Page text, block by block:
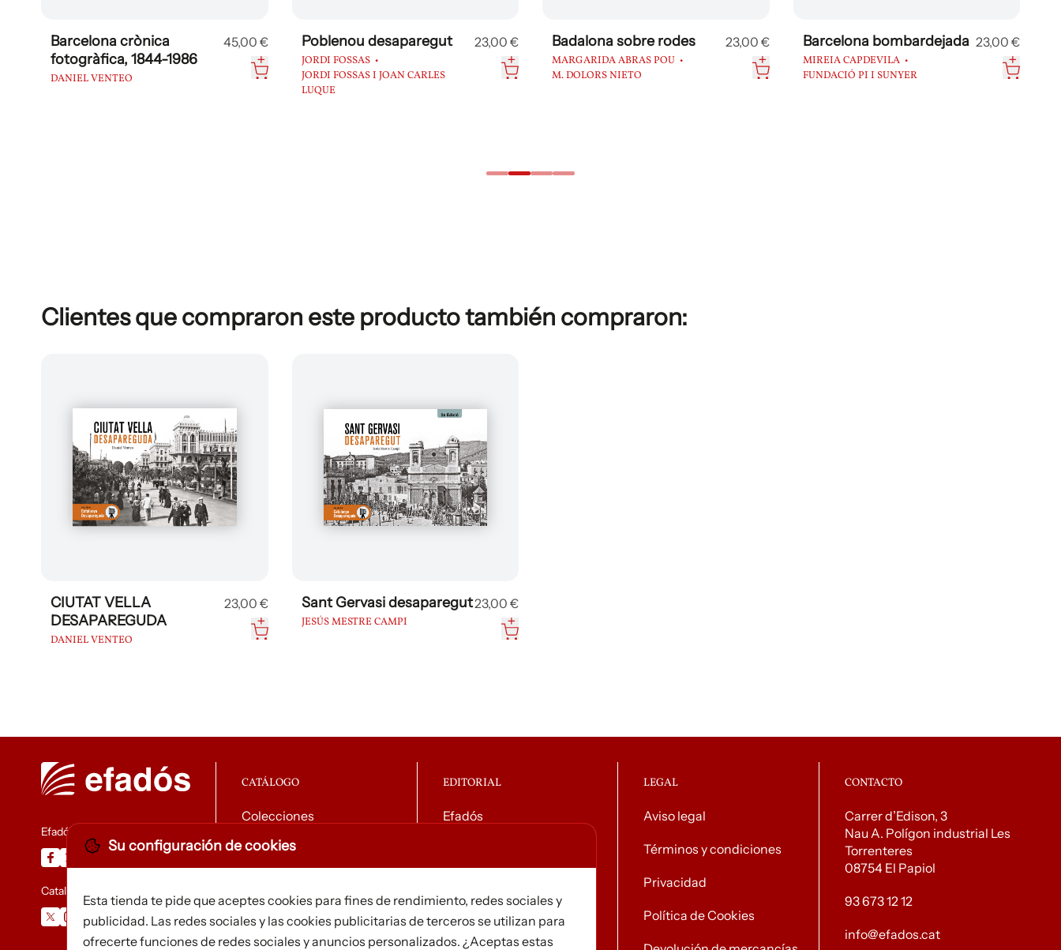
Barcelona crònica
fotogràfica, 1844-1986
DANIEL VENTEO
45,00 € Poblenou desaparegut
JORDI FOSSAS
JORDI FOSSAS I JOAN CARLES
LUQUE
23,00 € Badalona sobre rodes
MARGARIDA ABRAS POU
M. DOLORS NIETO
23,00 € Barcelona bombardejada
MIREIA CAPDEVILA
FUNDACIÓ PI I SUNYER
23,00 €
Clientes que compraron este producto también compraron:
CIUTAT VELLA
DESAPAREGUDA
DANIEL VENTEO
23,00 € Sant Gervasi desaparegut
JESÚS MESTRE CAMPI
23,00 €
Efadós
Catalunya Desapareguda
CATÁLOGO
Colecciones
Descargar catálogo general
EDITORIAL
Efadós
Noticias
LEGAL
Aviso legal
Términos y condiciones
Privacidad
Política de Cookies
CONTACTO
Carrer d’Edison, 3
Nau A. Polígon industrial Les
Torrenteres
08754 El Papiol
93 673 12 12
info@efados.cat
Su configuración de cookies
Esta tienda te pide que aceptes cookies para fines de rendimiento, redes sociales y
publicidad. Las redes sociales y las cookies publicitarias de terceros se utilizan para
ofrecerte funciones de redes sociales y anuncios personalizados. ¿Aceptas estas